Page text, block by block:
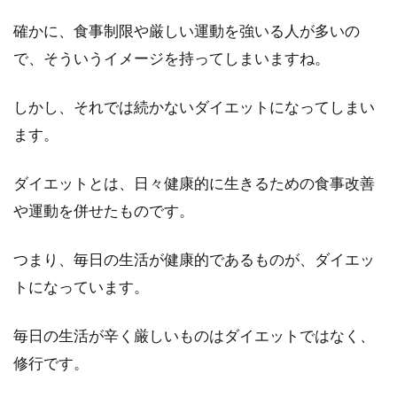
確かに、食事制限や厳しい運動を強いる人が多いの
で、そういうイメージを持ってしまいますね。
しかし、それでは続かないダイエットになってしまい
ます。
ダイエットとは、日々健康的に生きるための食事改善
や運動を併せたものです。
つまり、毎日の生活が健康的であるものが、ダイエッ
トになっています。
毎日の生活が辛く厳しいものはダイエットではなく、
修行です。